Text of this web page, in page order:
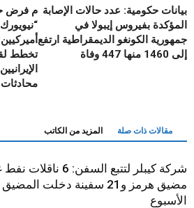
تخطط
بيانات حكومية: عدد حالات الإصابة
المؤكدة بفيروس إيبولا في
جمهورية الكونغو الديمقراطية ارتفع
إلى 1460 منها 447 وفاة
مقالات ذات صلة المزيد من الكاتب
شركة كيبلر لتتبع السفن: 6
مضيق هرمز و21 سفينة دخلت
الأسبوع